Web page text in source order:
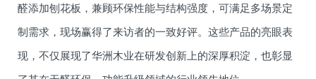
醛添加刨花板，兼顾环保性能与结构强度，可满足多场景定
制需求，现场赢得了来访者的一致好评。这些产品的亮眼表
现，不仅展现了华洲木业在研发创新上的深厚积淀，也彰显